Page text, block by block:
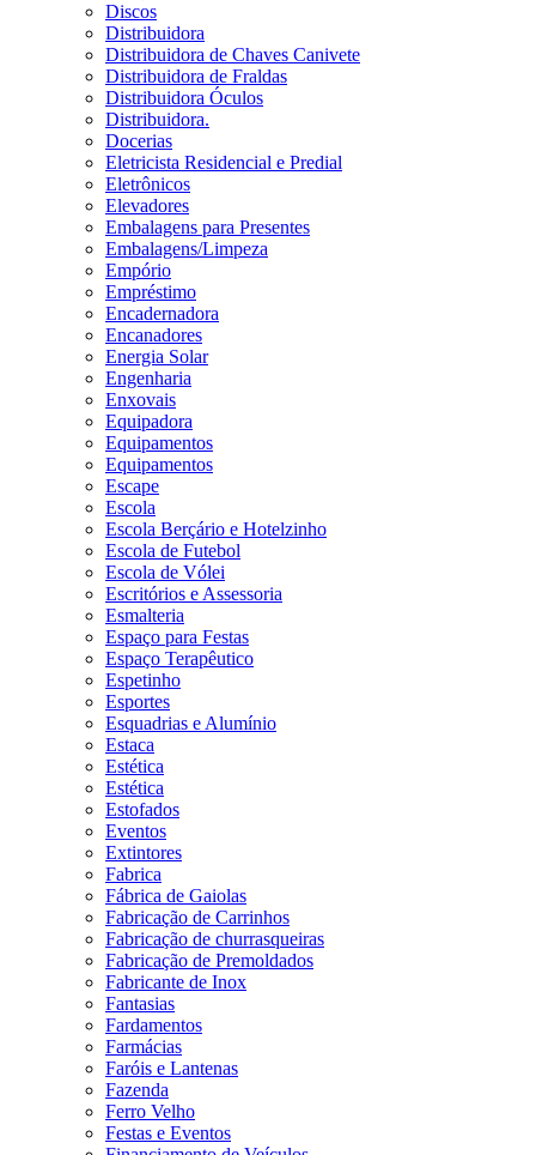
Discos
Distribuidora
Distribuidora de Chaves Canivete
Distribuidora de Fraldas
Distribuidora Óculos
Distribuidora.
Docerias
Eletricista Residencial e Predial
Eletrônicos
Elevadores
Embalagens para Presentes
Embalagens/Limpeza
Empório
Empréstimo
Encadernadora
Encanadores
Energia Solar
Engenharia
Enxovais
Equipadora
Equipamentos
Equipamentos
Escape
Escola
Escola Berçário e Hotelzinho
Escola de Futebol
Escola de Vólei
Escritórios e Assessoria
Esmalteria
Espaço para Festas
Espaço Terapêutico
Espetinho
Esportes
Esquadrias e Alumínio
Estaca
Estética
Estética
Estofados
Eventos
Extintores
Fabrica
Fábrica de Gaiolas
Fabricação de Carrinhos
Fabricação de churrasqueiras
Fabricação de Premoldados
Fabricante de Inox
Fantasias
Fardamentos
Farmácias
Faróis e Lantenas
Fazenda
Ferro Velho
Festas e Eventos